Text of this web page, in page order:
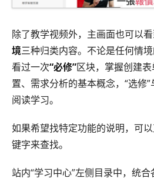
除了教学视频外，主画面也可以
境三种归类内容。不论是任何情
看过一次“必修”区块，掌握创建
置、需求分析的基本概念，“选修
阅读学习。
如果希望找特定功能的说明，可
键字来查找。
站内“学习中心”左侧目录中，统